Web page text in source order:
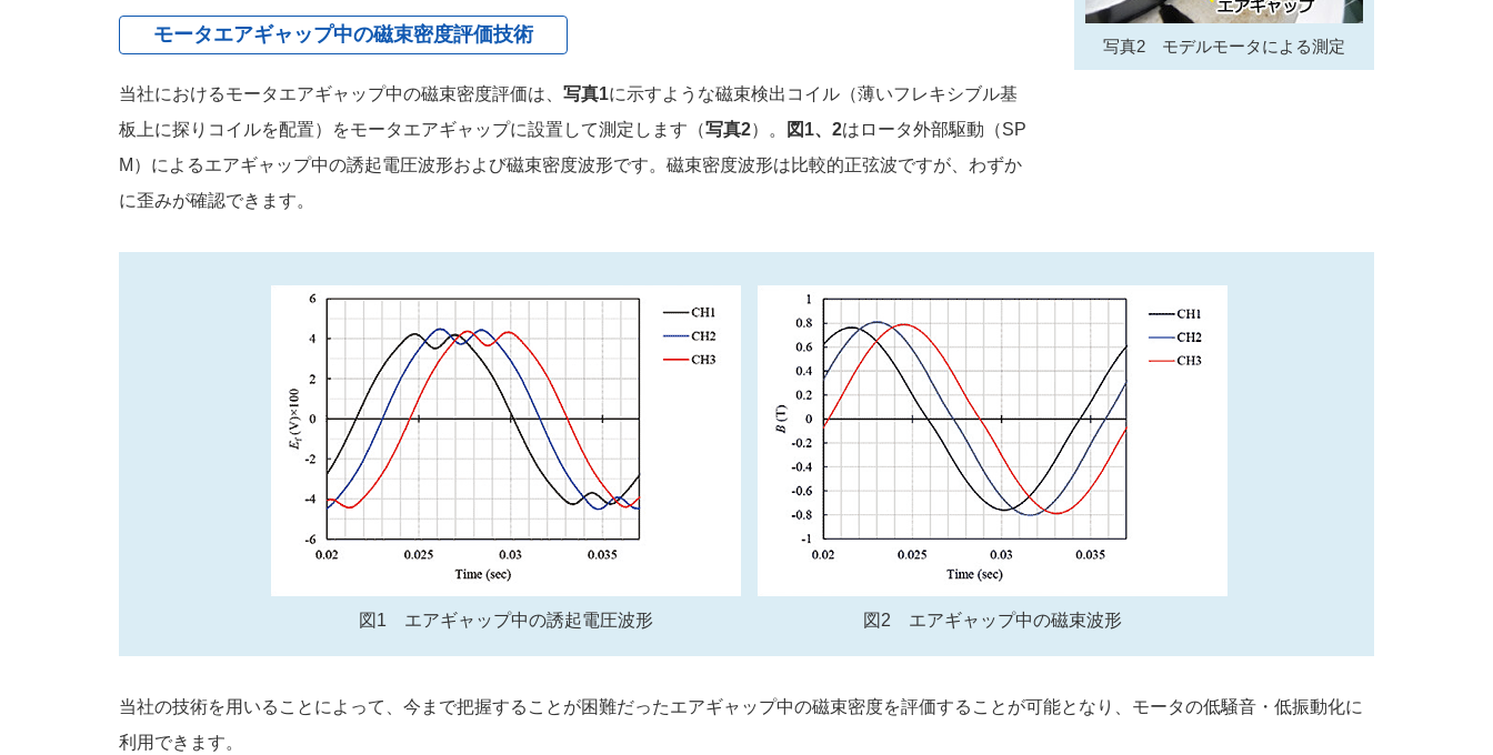
モータエアギャップ中の磁束密度評価技術
当社におけるモータエアギャップ中の磁束密度評価は、 写真1に示すような磁束検出コイル（薄いフレキシブル基
板上に探りコイルを配置）をモータエアギャップに設置して測定します（写真2）。 図1、2はロータ外部駆動（SP
M）によるエアギャップ中の誘起電圧波形および磁束密度波形です。磁束密度波形は比較的正弦波ですが、わずか
に歪みが確認できます。
写真2 モデルモータによる測定
図1 エアギャップ中の誘起電圧波形 図2 エアギャップ中の磁束波形
当社の技術を用いることによって、今まで把握することが困難だったエアギャップ中の磁束密度を評価することが可能となり、モータの低騒音・低振動化に
利用できます。